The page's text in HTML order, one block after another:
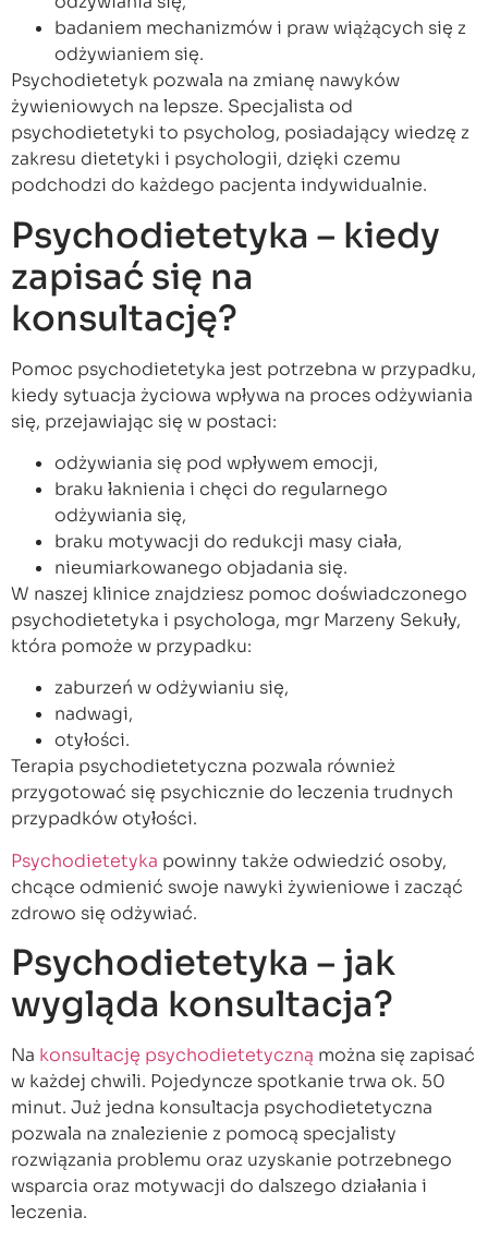
badaniem mechanizmów i praw wiążących się z
odżywianiem się.
Psychodietetyk pozwala na zmianę nawyków
żywieniowych na lepsze. Specjalista od
psychodietetyki to psycholog, posiadający wiedzę z
zakresu dietetyki i psychologii, dzięki czemu
podchodzi do każdego pacjenta indywidualnie.
Psychodietetyka – kiedy
zapisać się na
konsultację?
Pomoc psychodietetyka jest potrzebna w przypadku,
kiedy sytuacja życiowa wpływa na proces odżywiania
się, przejawiając się w postaci:
odżywiania się pod wpływem emocji,
braku łaknienia i chęci do regularnego
odżywiania się,
braku motywacji do redukcji masy ciała,
nieumiarkowanego objadania się.
W naszej klinice znajdziesz pomoc doświadczonego
psychodietetyka i psychologa, mgr Marzeny Sekuły,
która pomoże w przypadku:
zaburzeń w odżywianiu się,
nadwagi,
otyłości.
Terapia psychodietetyczna pozwala również
przygotować się psychicznie do leczenia trudnych
przypadków otyłości.
Psychodietetyka powinny także odwiedzić osoby,
chcące odmienić swoje nawyki żywieniowe i zacząć
zdrowo się odżywiać.
Psychodietetyka – jak
wygląda konsultacja?
Na konsultację psychodietetyczną można się zapisać
w każdej chwili. Pojedyncze spotkanie trwa ok. 50
minut. Już jedna konsultacja psychodietetyczna
pozwala na znalezienie z pomocą specjalisty
rozwiązania problemu oraz uzyskanie potrzebnego
wsparcia oraz motywacji do dalszego działania i
leczenia.